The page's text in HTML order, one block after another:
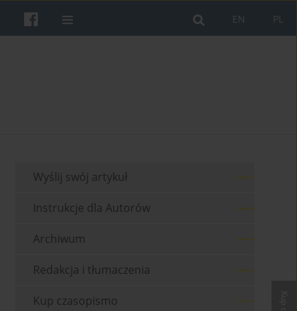
PL
EN
Wyślij swój artykuł
Instrukcje dla Autorów
Archiwum
Redakcja i tłumaczenia
Kup czasopismo